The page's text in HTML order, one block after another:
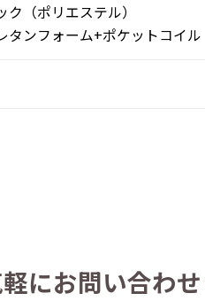
（ポリエステル）
タンフォーム+ポケットコイル
にお問い合わ